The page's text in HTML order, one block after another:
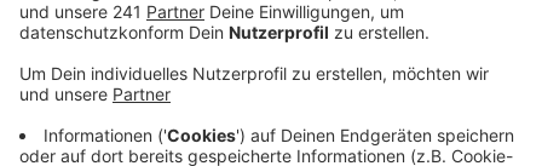
rund um Schulen den Kampf an.